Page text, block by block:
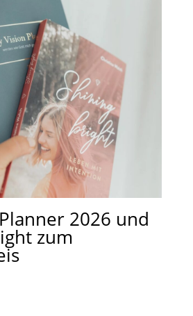
2026 und
zum